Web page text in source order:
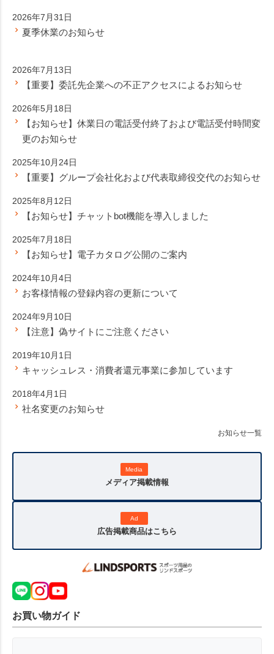
2026年7月31日
夏季休業のお知らせ
2026年7月13日
【重要】委託先企業への不正アクセスによるお知らせ
2026年5月18日
【お知らせ】休業日の電話受付終了および電話受付時間変
更のお知らせ
2025年10月24日
【重要】グループ会社化および代表取締役交代のお知らせ
2025年8月12日
【お知らせ】チャットbot機能を導入しました
2025年7月18日
【お知らせ】電子カタログ公開のご案内
2024年10月4日
お客様情報の登録内容の更新について
2024年9月10日
【注意】偽サイトにご注意ください
2019年10月1日
キャッシュレス・消費者還元事業に参加しています
2018年4月1日
社名変更のお知らせ
お知らせ一覧
Media
メディア掲載情報
Ad
広告掲載商品はこちら
お買い物ガイド